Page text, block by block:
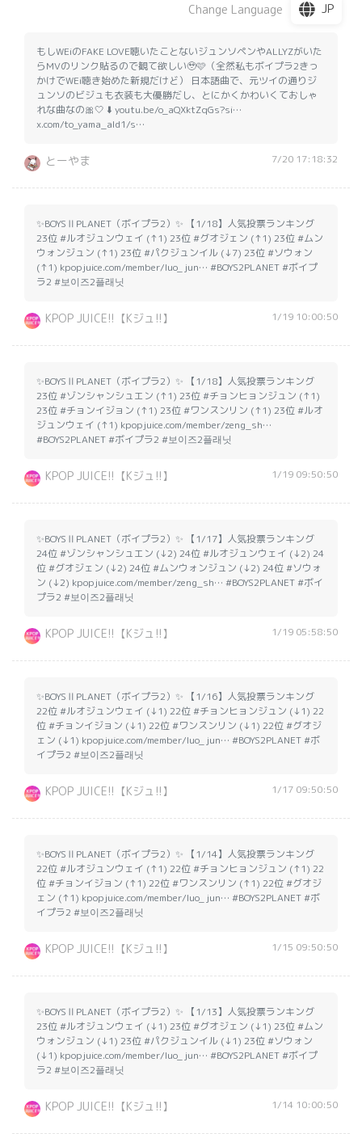
Change Language JP
もしWEiのFAKE LOVE聴いたことないジュンソペンやALLYZがいた
らMVのリンク貼るので観て欲しい🥹🩷（全然私もボイプラ2きっ
かけでWEi聴き始めた新規だけど） 日本語曲で、元ツイの通りジ
ュンソのビジュも衣装も大優勝だし、とにかくかわいくておしゃ
れな曲なの🎀🤍 ⬇️ youtu.be/o_aQXktZqGs?si…
x.com/to_yama_ald1/s…
とーやま 7/20 17:18:32
✨BOYSⅡPLANET（ボイプラ2）✨ 【1/18】人気投票ランキング
23位 #ルオジュンウェイ (↑1) 23位 #グオジェン (↑1) 23位 #ムン
ウォンジュン (↑1) 23位 #パクジュンイル (↓7) 23位 #ソウォン
(↑1) kpopjuice.com/member/luo_jun… #BOYS2PLANET #ボイプ
ラ2 #보이즈2플래닛
KPOP JUICE!!【Kジュ!!】 1/19 10:00:50
✨BOYSⅡPLANET（ボイプラ2）✨ 【1/18】人気投票ランキング
23位 #ゾンシャンシュエン (↑1) 23位 #チョンヒョンジュン (↑1)
23位 #チョンイジョン (↑1) 23位 #ワンスンリン (↑1) 23位 #ルオ
ジュンウェイ (↑1) kpopjuice.com/member/zeng_sh…
#BOYS2PLANET #ボイプラ2 #보이즈2플래닛
KPOP JUICE!!【Kジュ!!】 1/19 09:50:50
✨BOYSⅡPLANET（ボイプラ2）✨ 【1/17】人気投票ランキング
24位 #ゾンシャンシュエン (↓2) 24位 #ルオジュンウェイ (↓2) 24
位 #グオジェン (↓2) 24位 #ムンウォンジュン (↓2) 24位 #ソウォ
ン (↓2) kpopjuice.com/member/zeng_sh… #BOYS2PLANET #ボイ
プラ2 #보이즈2플래닛
KPOP JUICE!!【Kジュ!!】 1/19 05:58:50
✨BOYSⅡPLANET（ボイプラ2）✨ 【1/16】人気投票ランキング
22位 #ルオジュンウェイ (↓1) 22位 #チョンヒョンジュン (↓1) 22
位 #チョンイジョン (↓1) 22位 #ワンスンリン (↓1) 22位 #グオジ
ェン (↓1) kpopjuice.com/member/luo_jun… #BOYS2PLANET #ボ
イプラ2 #보이즈2플래닛
KPOP JUICE!!【Kジュ!!】 1/17 09:50:50
✨BOYSⅡPLANET（ボイプラ2）✨ 【1/14】人気投票ランキング
22位 #ルオジュンウェイ (↑1) 22位 #チョンヒョンジュン (↑1) 22
位 #チョンイジョン (↑1) 22位 #ワンスンリン (↑1) 22位 #グオジ
ェン (↑1) kpopjuice.com/member/luo_jun… #BOYS2PLANET #ボ
イプラ2 #보이즈2플래닛
KPOP JUICE!!【Kジュ!!】 1/15 09:50:50
✨BOYSⅡPLANET（ボイプラ2）✨ 【1/13】人気投票ランキング
23位 #ルオジュンウェイ (↓1) 23位 #グオジェン (↓1) 23位 #ムン
ウォンジュン (↓1) 23位 #パクジュンイル (↓1) 23位 #ソウォン
(↓1) kpopjuice.com/member/luo_jun… #BOYS2PLANET #ボイプ
ラ2 #보이즈2플래닛
KPOP JUICE!!【Kジュ!!】 1/14 10:00:50